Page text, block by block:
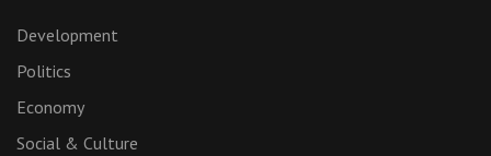
Development
Politics
Economy
Social & Culture